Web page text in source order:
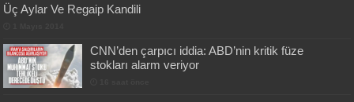
Üç Aylar Ve Regaip Kandili
CNN’den çarpıcı iddia: ABD’nin kritik füze
stokları alarm veriyor